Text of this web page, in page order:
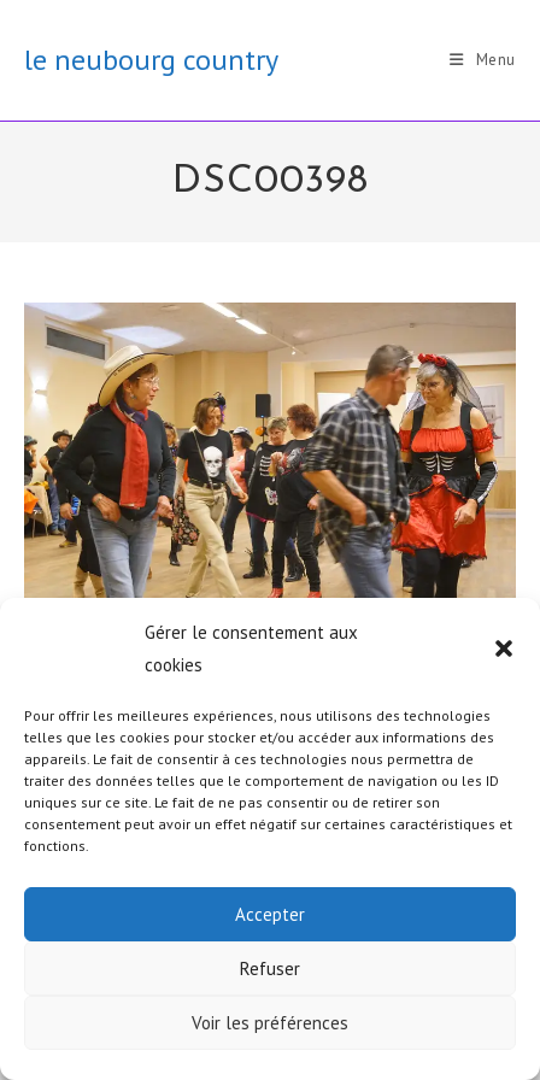
Gérer le consentement aux
cookies
Pour offrir les meilleures expériences, nous utilisons des technologies
telles que les cookies pour stocker et/ou accéder aux informations des
appareils. Le fait de consentir à ces technologies nous permettra de
traiter des données telles que le comportement de navigation ou les ID
uniques sur ce site. Le fait de ne pas consentir ou de retirer son
consentement peut avoir un effet négatif sur certaines caractéristiques et
fonctions.
Accepter
Refuser
Voir les préférences
contentle neubourg country Menu
DSC00398
© COPYRIGHT - OCEANWP THEME BY NICK